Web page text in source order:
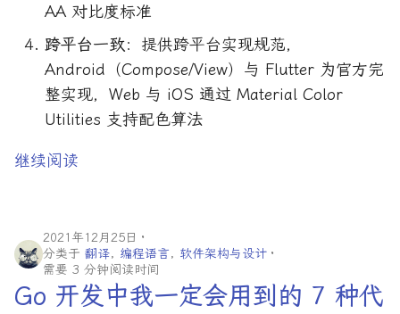
AA 对比度标准
跨平台一致：提供跨平台实现规范，
Android（Compose/View）与 Flutter 为官方完
整实现，Web 与 iOS 通过 Material Color
Utilities 支持配色算法
继续阅读
2021年12月25日
分类于 翻译, 编程语言, 软件架构与设计
需要 3 分钟阅读时间
Go 开发中我一定会用到的 7 种代